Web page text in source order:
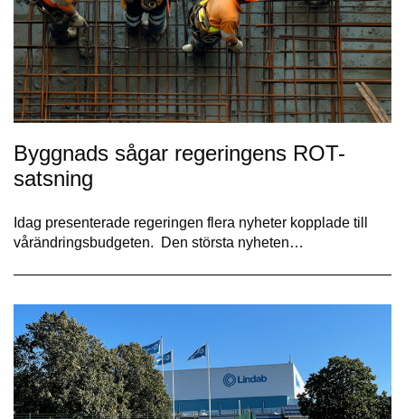
Byggnads sågar regeringens ROT-
satsning
Idag presenterade regeringen flera nyheter kopplade till
vårändringsbudgeten. Den största nyheten…